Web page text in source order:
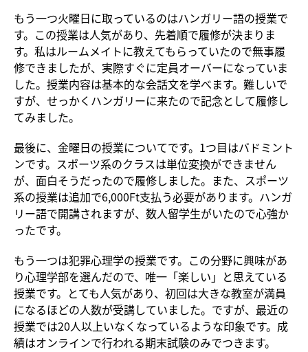
もう一つ火曜日に取っているのはハンガリー語の授業で
す。この授業は人気があり、先着順で履修が決まりま
す。私はルームメイトに教えてもらっていたので無事履
修できましたが、実際すぐに定員オーバーになっていま
した。授業内容は基本的な会話文を学べます。難しいで
すが、せっかくハンガリーに来たので記念として履修し
てみました。
最後に、金曜日の授業についてです。1つ目はバドミント
ンです。スポーツ系のクラスは単位変換ができません
が、面白そうだったので履修しました。また、スポーツ
系の授業は追加で6,000Ft支払う必要があります。ハンガ
リー語で開講されますが、数人留学生がいたので心強か
ったです。
もう一つは犯罪心理学の授業です。この分野に興味があ
り心理学部を選んだので、唯一「楽しい」と思えている
授業です。とても人気があり、初回は大きな教室が満員
になるほどの人数が受講していました。ですが、最近の
授業では20人以上いなくなっているような印象です。成
績はオンラインで行われる期末試験のみでつきます。